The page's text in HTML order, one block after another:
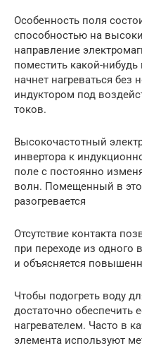
Особенность поля
способностью на
направление
поместить какой-
начнет нагреваться без
индуктором под
токов.
Высокочастотный
инвертора к
поле с постоянно
волн. Помещенный в
разогревается
Отсутствие контакта
при переходе из
и объясняется
Чтобы подогреть воду
достаточно обеспечить
нагревателем. Часто в
элемента используют